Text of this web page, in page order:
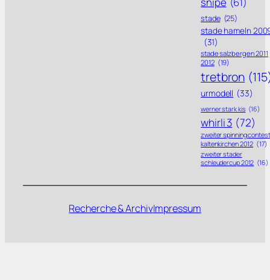
stade (25)
stade hameln
(31)
stade salzbergen 2011
2012 (19)
tretbron
urmodell (33)
werner stark kis (16)
whirli 3 (72)
zweiter spinning contest
kaltenkirchen 2012 (17)
zweiter stader
schleudercup 2012 (16)
Recherche & ArchivImpressum